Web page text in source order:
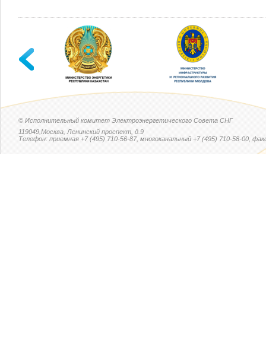
© Исполнительный комитет Электроэнергетического Совета СНГ
119049,Москва, Ленинский проспект, д.9
Телефон: приемная +7 (495) 710-56-87, многоканальный +7 (495) 710-58-00,